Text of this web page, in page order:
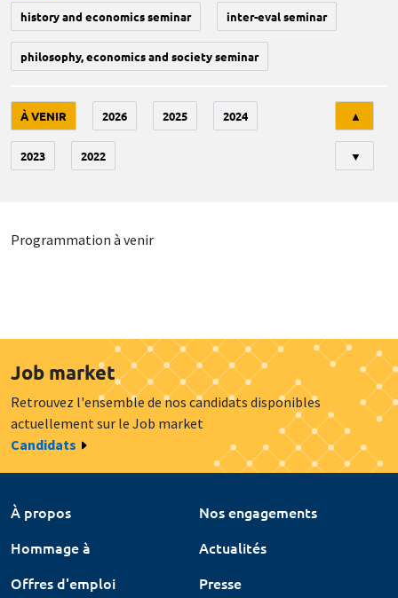
history and economics seminar inter-eval seminar
philosophy, economics and society seminar
À VENIR 2026 2025 2024
2023 2022
▲
▼
Programmation à venir
Job market
Retrouvez l'ensemble de nos candidats disponibles
actuellement sur le Job market
Candidats
À propos
Nos engagements
Hommage à
Actualités
Offres d'emploi
Presse